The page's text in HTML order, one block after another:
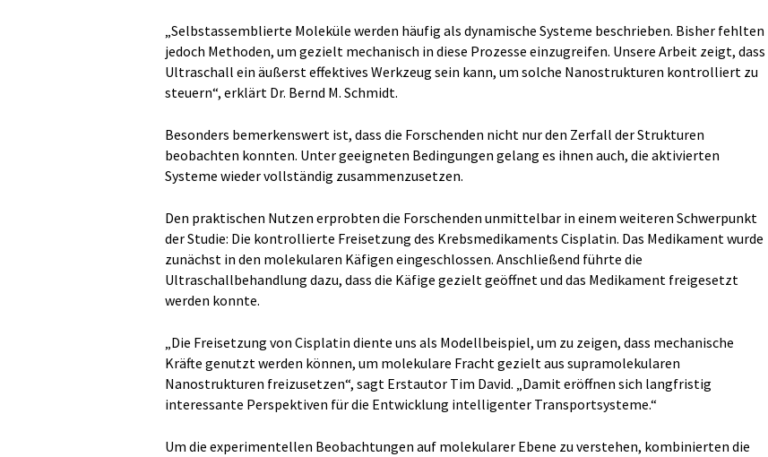
„Selbstassemblierte Moleküle werden häufig als dynamische Systeme beschrieben. Bisher fehlten
jedoch Methoden, um gezielt mechanisch in diese Prozesse einzugreifen. Unsere Arbeit zeigt, dass
Ultraschall ein äußerst effektives Werkzeug sein kann, um solche Nanostrukturen kontrolliert zu
steuern“, erklärt Dr. Bernd M. Schmidt.
Besonders bemerkenswert ist, dass die Forschenden nicht nur den Zerfall der Strukturen
beobachten konnten. Unter geeigneten Bedingungen gelang es ihnen auch, die aktivierten
Systeme wieder vollständig zusammenzusetzen.
Den praktischen Nutzen erprobten die Forschenden unmittelbar in einem weiteren Schwerpunkt
der Studie: Die kontrollierte Freisetzung des Krebsmedikaments Cisplatin. Das Medikament wurde
zunächst in den molekularen Käfigen eingeschlossen. Anschließend führte die
Ultraschallbehandlung dazu, dass die Käfige gezielt geöffnet und das Medikament freigesetzt
werden konnte.
„Die Freisetzung von Cisplatin diente uns als Modellbeispiel, um zu zeigen, dass mechanische
Kräfte genutzt werden können, um molekulare Fracht gezielt aus supramolekularen
Nanostrukturen freizusetzen“, sagt Erstautor Tim David. „Damit eröffnen sich langfristig
interessante Perspektiven für die Entwicklung intelligenter Transportsysteme.“
Um die experimentellen Beobachtungen auf molekularer Ebene zu verstehen, kombinierten die